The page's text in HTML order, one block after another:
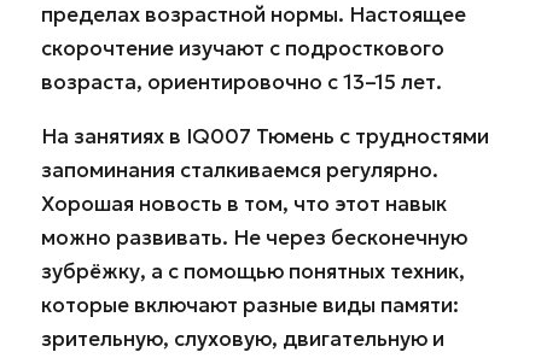
пределах возрастной нормы. Настоящее
скорочтение изучают с подросткового
возраста, ориентировочно с 13–15 лет.
На занятиях в IQ007 Тюмень с трудностями
запоминания сталкиваемся регулярно.
Хорошая новость в том, что этот навык
можно развивать. Не через бесконечную
зубрёжку, а с помощью понятных техник,
которые включают разные виды памяти:
зрительную, слуховую, двигательную и